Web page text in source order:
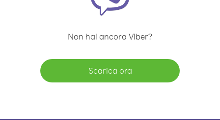
Non hai ancora Viber?
Scarica ora